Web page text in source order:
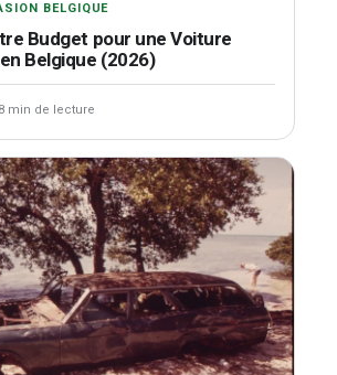
BELGIQUE
Budget pour une Voiture
Belgique (2026)
8 min de lecture